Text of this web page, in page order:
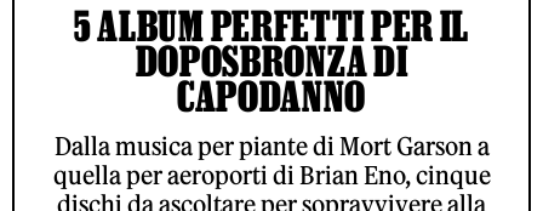
5 ALBUM PERFETTI PER IL
DOPOSBRONZA DI
CAPODANNO
Dalla musica per piante di Mort Garson a
quella per aeroporti di Brian Eno, cinque
dischi da ascoltare per sopravvivere alla